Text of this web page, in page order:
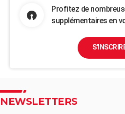
Profitez de
supplémentaires en
NEWSLETTERS